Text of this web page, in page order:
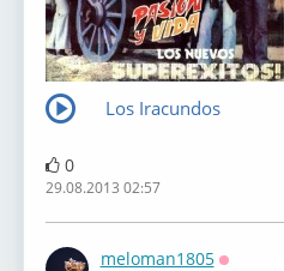
Los Iracundos
0
29.08.2013 02:57
meloman1805